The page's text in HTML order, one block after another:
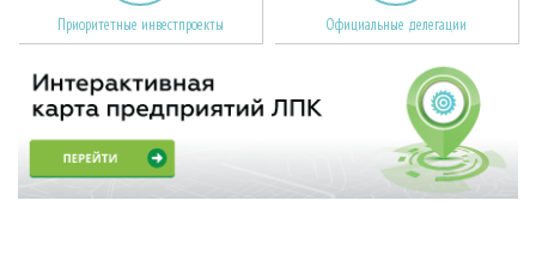
Приоритетные инвестпроекты Официальные делегации